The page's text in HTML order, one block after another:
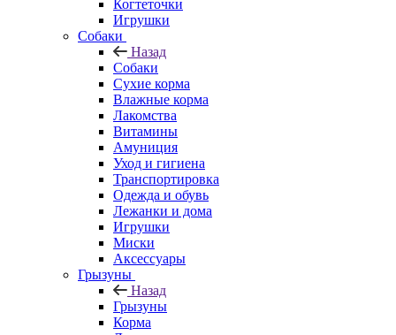
Когтеточки
Игрушки
Собаки
Назад
Собаки
Сухие корма
Влажные корма
Лакомства
Витамины
Амуниция
Уход и гигиена
Транспортировка
Одежда и обувь
Лежанки и дома
Игрушки
Миски
Аксессуары
Грызуны
Назад
Грызуны
Корма